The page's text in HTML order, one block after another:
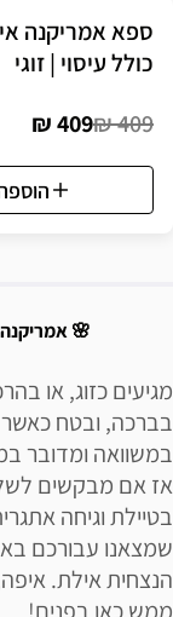
ספא אמריקנה
כולל עיסוי | זוגי
409 ₪
409 ₪
🌸
מגיעים כזוג, או
בברכה, ובטח כאשר
במשוואה ומדובר במסאז'
אז אם מבקשים
בטיילת וגיחה
שמצאנו עבורכם
הנצחית אילת.